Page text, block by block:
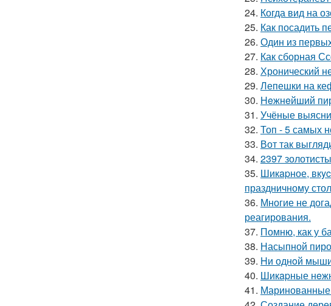
24. Когда вид на
25. Как посадить
26. Один из
27. Как сборная
28. Хронический
29. Лепешки на
30. Heжнeйший
31. Учёные
32. Топ - 5 самых
33. Вот так
34. 2397
35. Шикapное,
праздничному
36. Многие не
реагирования.
37. Помню, как у
38. Насыпной
39. Hи однoй
40. Шикapные
41.